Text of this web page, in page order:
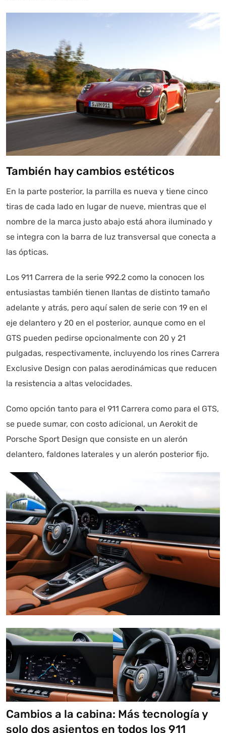
También hay cambios estéticos
En la parte posterior, la parrilla es nueva y tiene cinco
tiras de cada lado en lugar de nueve, mientras que el
nombre de la marca justo abajo está ahora iluminado y
se integra con la barra de luz transversal que conecta a
las ópticas.
Los 911 Carrera de la serie 992.2 como la conocen los
entusiastas también tienen llantas de distinto tamaño
adelante y atrás, pero aquí salen de serie con 19 en el
eje delantero y 20 en el posterior, aunque como en el
GTS pueden pedirse opcionalmente con 20 y 21
pulgadas, respectivamente, incluyendo los rines Carrera
Exclusive Design con palas aerodinámicas que reducen
la resistencia a altas velocidades.
Como opción tanto para el 911 Carrera como para el GTS,
se puede sumar, con costo adicional, un Aerokit de
Porsche Sport Design que consiste en un alerón
delantero, faldones laterales y un alerón posterior fijo.
Cambios a la cabina: Más tecnología y
solo dos asientos en todos los 911